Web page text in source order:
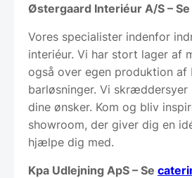
Østergaard Interiéur A/S – Se
Vores specialister indenfor
interiéur. Vi har stort lager af
også over egen produktion
barløsninger. Vi skræddersyer
dine ønsker. Kom og bliv
showroom, der giver dig en
hjælpe dig med.
Kpa Udlejning ApS – Se